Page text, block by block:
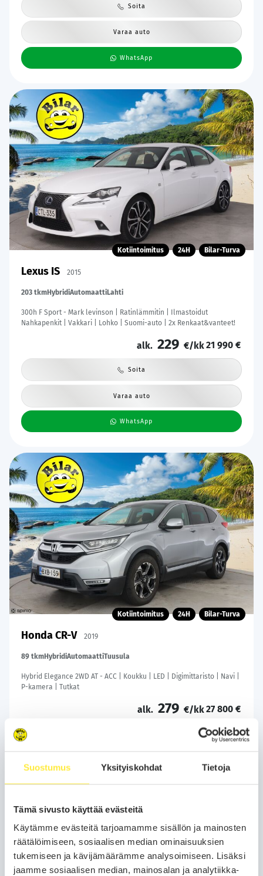
Suostumus Yksityiskohdat Tietoja
Tämä sivusto käyttää evästeitä
Käytämme evästeitä tarjoamamme sisällön ja mainosten
räätälöimiseen, sosiaalisen median ominaisuuksien
tukemiseen ja kävijämäärämme analysoimiseen. Lisäksi
jaamme sosiaalisen median, mainosalan ja analytiikka-
Soita
Varaa auto
WhatsApp
Kotiintoimitus 24H Bilar-Turva
Lexus IS 2015
203 tkmHybridiAutomaattiLahti
300h F Sport - Mark levinson | Ratinlämmitin | Ilmastoidut
Nahkapenkit | Vakkari | Lohko | Suomi-auto | 2x Renkaat&vanteet!
alk. 229 €/kk21 990 €
Soita
Varaa auto
WhatsApp
Kotiintoimitus 24H Bilar-Turva
Honda CR-V 2019
89 tkmHybridiAutomaattiTuusula
Hybrid Elegance 2WD AT - ACC | Koukku | LED | Digimittaristo | Navi |
P-kamera | Tutkat
alk. 279 €/kk27 800 €